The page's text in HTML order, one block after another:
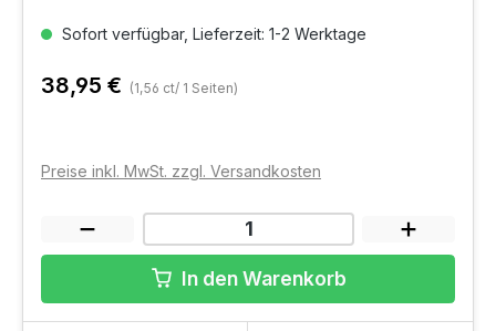
Sofort verfügbar, Lieferzeit: 1-2 Werktage
38,95 € (1,56 ct/ 1 Seiten)
Preise inkl. MwSt. zzgl. Versandkosten
In den Warenkorb